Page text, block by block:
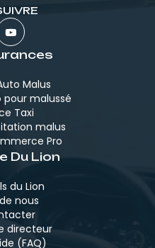
Malus
pour malussé
Taxi
malus
Pro
Du Lion
du Lion
nous
directeur
(FAQ)